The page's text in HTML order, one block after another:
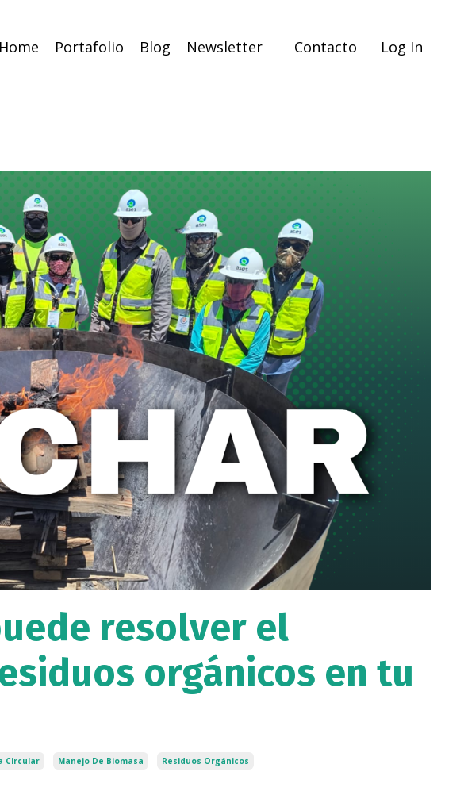
Home Portafolio Blog Newsletter Contacto Log In
resolver el
orgánicos en tu
Circular Manejo De Biomasa Residuos Orgánicos